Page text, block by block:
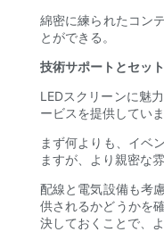
綿密に練られたコン
とができる。
技術サポートとセッ
LEDスクリーンに魅
ービスを提供してい
まず何よりも、イベ
ますが、より親密な
配線と電気設備も考
供されるかどうかを
決しておくことで、